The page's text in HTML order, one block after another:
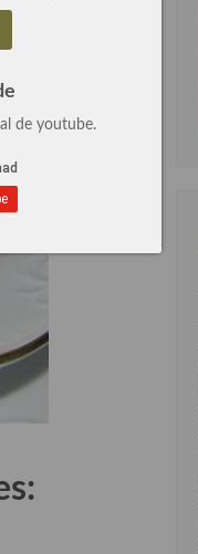
de youtube.